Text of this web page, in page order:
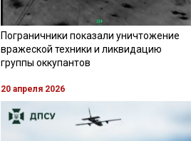
Пограничники показали уничтожение
вражеской техники и ликвидацию
группы оккупантов
20 апреля 2026